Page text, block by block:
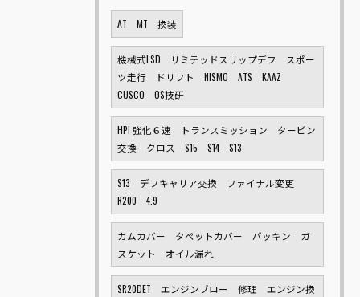
AT MT 換装
機械式LSD リミテッドスリップデフ スポー
ツ走行 ドリフト NISMO ATS KAAZ
CUSCO OS技研
HPI 強化６速 トランスミッション タービン
交換 クロス S15 S14 S13
S13 デフキャリア交換 ファイナル変更
R200 4.9
カムカバー タペットカバー パッキン ガ
スケット オイル漏れ
SR20DET エンジンブロー 修理 エンジン換